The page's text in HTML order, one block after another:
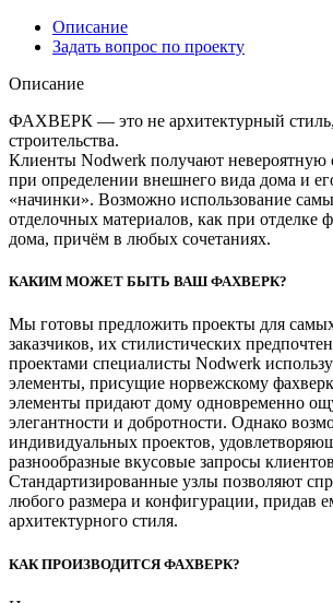
Описание
Задать вопрос по проекту
Описание
ФАХВЕРК — это не архитектурный стиль,
строительства.
Клиенты Nodwerk получают невероятную
при определении внешнего вида дома и
«начинки». Возможно использование
отделочных материалов, как при отделке
дома, причём в любых сочетаниях.
КАКИМ МОЖЕТ БЫТЬ ВАШ ФАХВЕРК?
Мы готовы предложить проекты для
заказчиков, их стилистических
проектами специалисты Nodwerk
элементы, присущие норвежскому
элементы придают дому одновременно
элегантности и добротности. Однако
индивидуальных проектов,
разнообразные вкусовые запросы
Стандартизированные узлы позволяют
любого размера и конфигурации, придав
архитектурного стиля.
КАК ПРОИЗВОДИТСЯ ФАХВЕРК?